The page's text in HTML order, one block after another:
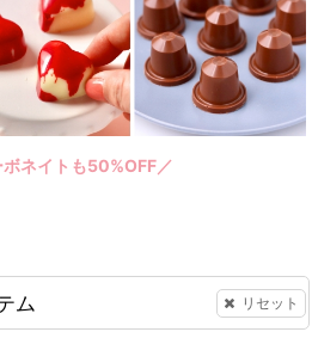
ボネイトも50%OFF／
ム リセット